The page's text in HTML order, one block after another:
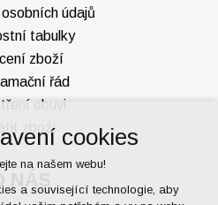
NÁS
údajů
tabulky
zboží
řád
obuvi
zboží cookies
na našem webu!
a související technologie, aby